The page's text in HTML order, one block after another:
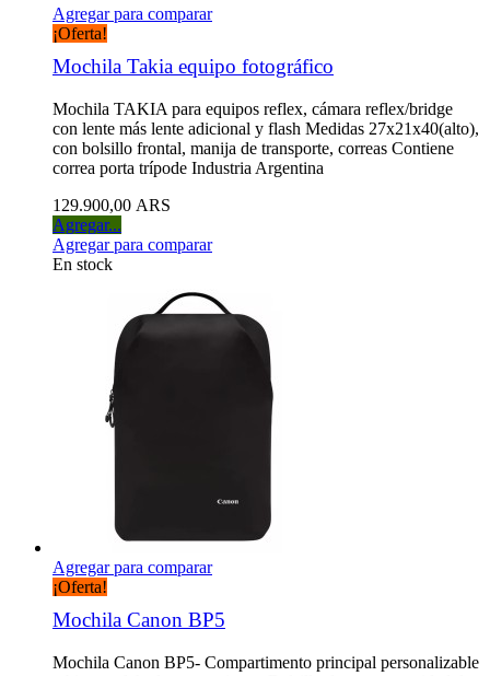
Agregar para comparar
¡Oferta!
Mochila Takia equipo fotográfico
Mochila TAKIA para equipos reflex, cámara reflex/bridge
con lente más lente adicional y flash Medidas 27x21x40(alto),
con bolsillo frontal, manija de transporte, correas Contiene
correa porta trípode Industria Argentina
129.900,00 ARS
Agregar...
Agregar para comparar
En stock
Agregar para comparar
¡Oferta!
Mochila Canon BP5
Mochila Canon BP5- Compartimento principal personalizable